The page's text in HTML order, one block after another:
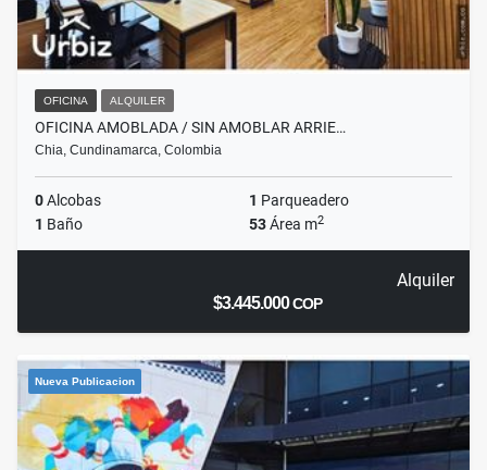
OFICINA ALQUILER
OFICINA AMOBLADA / SIN AMOBLAR ARRIE…
Chia, Cundinamarca, Colombia
0Alcobas 1 Parqueadero
1 Baño 53Área m2
Alquiler
$3.445.000COP
Nueva Publicacion